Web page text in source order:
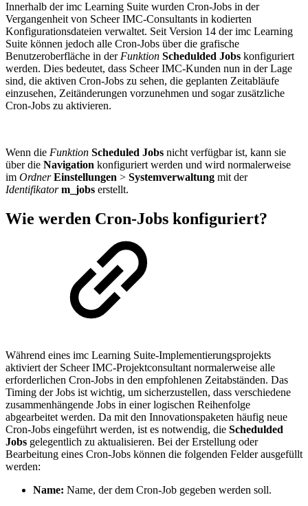
Innerhalb der imc Learning Suite wurden Cron-Jobs in der
Vergangenheit von Scheer IMC-Consultants in kodierten
Konfigurationsdateien verwaltet. Seit Version 14 der imc Learning
Suite können jedoch alle Cron-Jobs über die grafische
Benutzeroberfläche in der Funktion Schedulded Jobs konfiguriert
werden. Dies bedeutet, dass Scheer IMC-Kunden nun in der Lage
sind, die aktiven Cron-Jobs zu sehen, die geplanten Zeitabläufe
einzusehen, Zeitänderungen vorzunehmen und sogar zusätzliche
Cron-Jobs zu aktivieren.
Wenn die Funktion Scheduled Jobs nicht verfügbar ist, kann sie
über die Navigation konfiguriert werden und wird normalerweise
im Ordner Einstellungen > Systemverwaltung mit der
Identifikator m_jobs erstellt.
Wie werden Cron-Jobs konfiguriert?
Während eines imc Learning Suite-Implementierungsprojekts
aktiviert der Scheer IMC-Projektconsultant normalerweise alle
erforderlichen Cron-Jobs in den empfohlenen Zeitabständen. Das
Timing der Jobs ist wichtig, um sicherzustellen, dass verschiedene
zusammenhängende Jobs in einer logischen Reihenfolge
abgearbeitet werden. Da mit den Innovationspaketen häufig neue
Cron-Jobs eingeführt werden, ist es notwendig, die Schedulded
Jobs gelegentlich zu aktualisieren. Bei der Erstellung oder
Bearbeitung eines Cron-Jobs können die folgenden Felder ausgefüllt
werden:
Name: Name, der dem Cron-Job gegeben werden soll.